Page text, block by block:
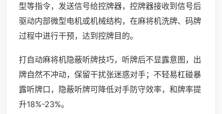
型等指令，发送信号给控牌器，控牌器接收到信号后
驱动内部微型电机或机械结构，在麻将机洗牌、码牌
过程中进行干预，达到控牌目的。
打自动麻将机隐蔽听牌技巧，听牌后不显露意图，出
牌自然不冲动，保留干扰张迷惑对手；不轻易杠碰暴
露听牌口，隐蔽听牌可降低对手防守效率，和牌率提
升18%-23%。